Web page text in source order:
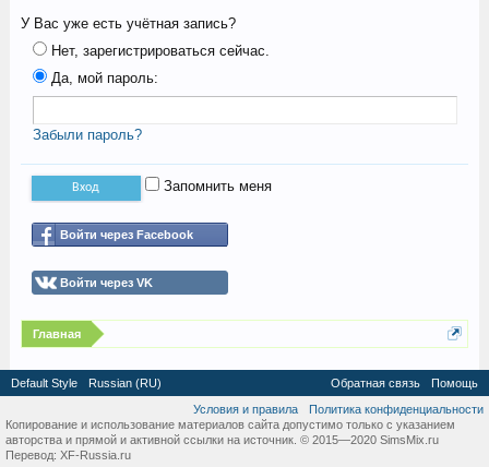
У Вас уже есть учётная запись?
Нет, зарегистрироваться сейчас.
Да, мой пароль:
Забыли пароль?
Запомнить меня
Войти через Facebook
Войти через VK
Главная
Default Style Russian (RU) Обратная связь
Помощь
Условия и правила
Политика конфиденциальности
Копирование и использование материалов сайта допустимо только с указанием
авторства и прямой и активной ссылки на источник. © 2015—2020 SimsMix.ru
Перевод: XF-Russia.ru